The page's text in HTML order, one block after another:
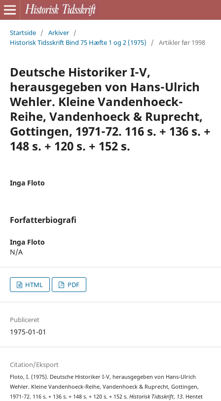
Startside / Arkiver /
Historisk Tidsskrift Bind 75 Hæfte 1 og 2 (1975)
/ Artikler før 1998
Deutsche Historiker I-V,
herausgegeben von Hans-Ulrich
Wehler. Kleine Vandenhoeck-
Reihe, Vandenhoeck & Ruprecht,
Gottingen, 1971-72. 116 s. + 136 s. +
148 s. + 120 s. + 152 s.
Inga Floto
Forfatterbiografi
Inga Floto
N/A
HTML PDF
Publiceret
1975-01-01
Citation/Eksport
Floto, I. (1975). Deutsche Historiker I-V, herausgegeben von Hans-Ulrich
Wehler. Kleine Vandenhoeck-Reihe, Vandenhoeck & Ruprecht, Gottingen,
1971-72. 116 s. + 136 s. + 148 s. + 120 s. + 152 s. Historisk Tidsskrift, 13. Hentet